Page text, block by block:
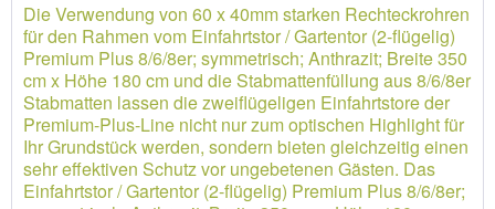
Die Verwendung von 60 x 40mm starken Rechteckrohren
für den Rahmen vom Einfahrtstor / Gartentor (2-flügelig)
Premium Plus 8/6/8er; symmetrisch; Anthrazit; Breite 350
cm x Höhe 180 cm und die Stabmattenfüllung aus 8/6/8er
Stabmatten lassen die zweiflügeligen Einfahrtstore der
Premium-Plus-Line nicht nur zum optischen Highlight für
Ihr Grundstück werden, sondern bieten gleichzeitig einen
sehr effektiven Schutz vor ungebetenen Gästen. Das
Einfahrtstor / Gartentor (2-flügelig) Premium Plus 8/6/8er;